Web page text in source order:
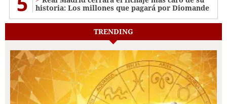
historia: Los millones que pagará por Diomande
TRENDING